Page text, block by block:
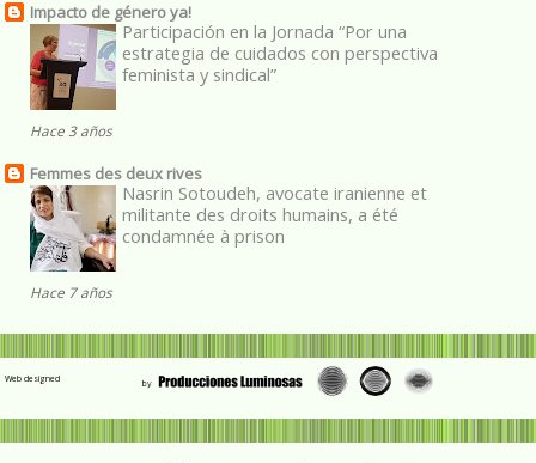
Impacto de género ya!
Participación en la Jornada “Por una
estrategia de cuidados con perspectiva
feminista y sindical”
Hace 3 años
Femmes des deux rives
Nasrin Sotoudeh, avocate iranienne et
militante des droits humains, a été
condamnée à prison
Hace 7 años
Web designed